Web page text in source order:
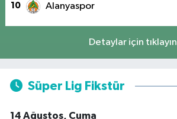
10 Alanyaspor
Detaylar için tıklayın
Süper Lig Fikstür
14 Ağustos, Cuma